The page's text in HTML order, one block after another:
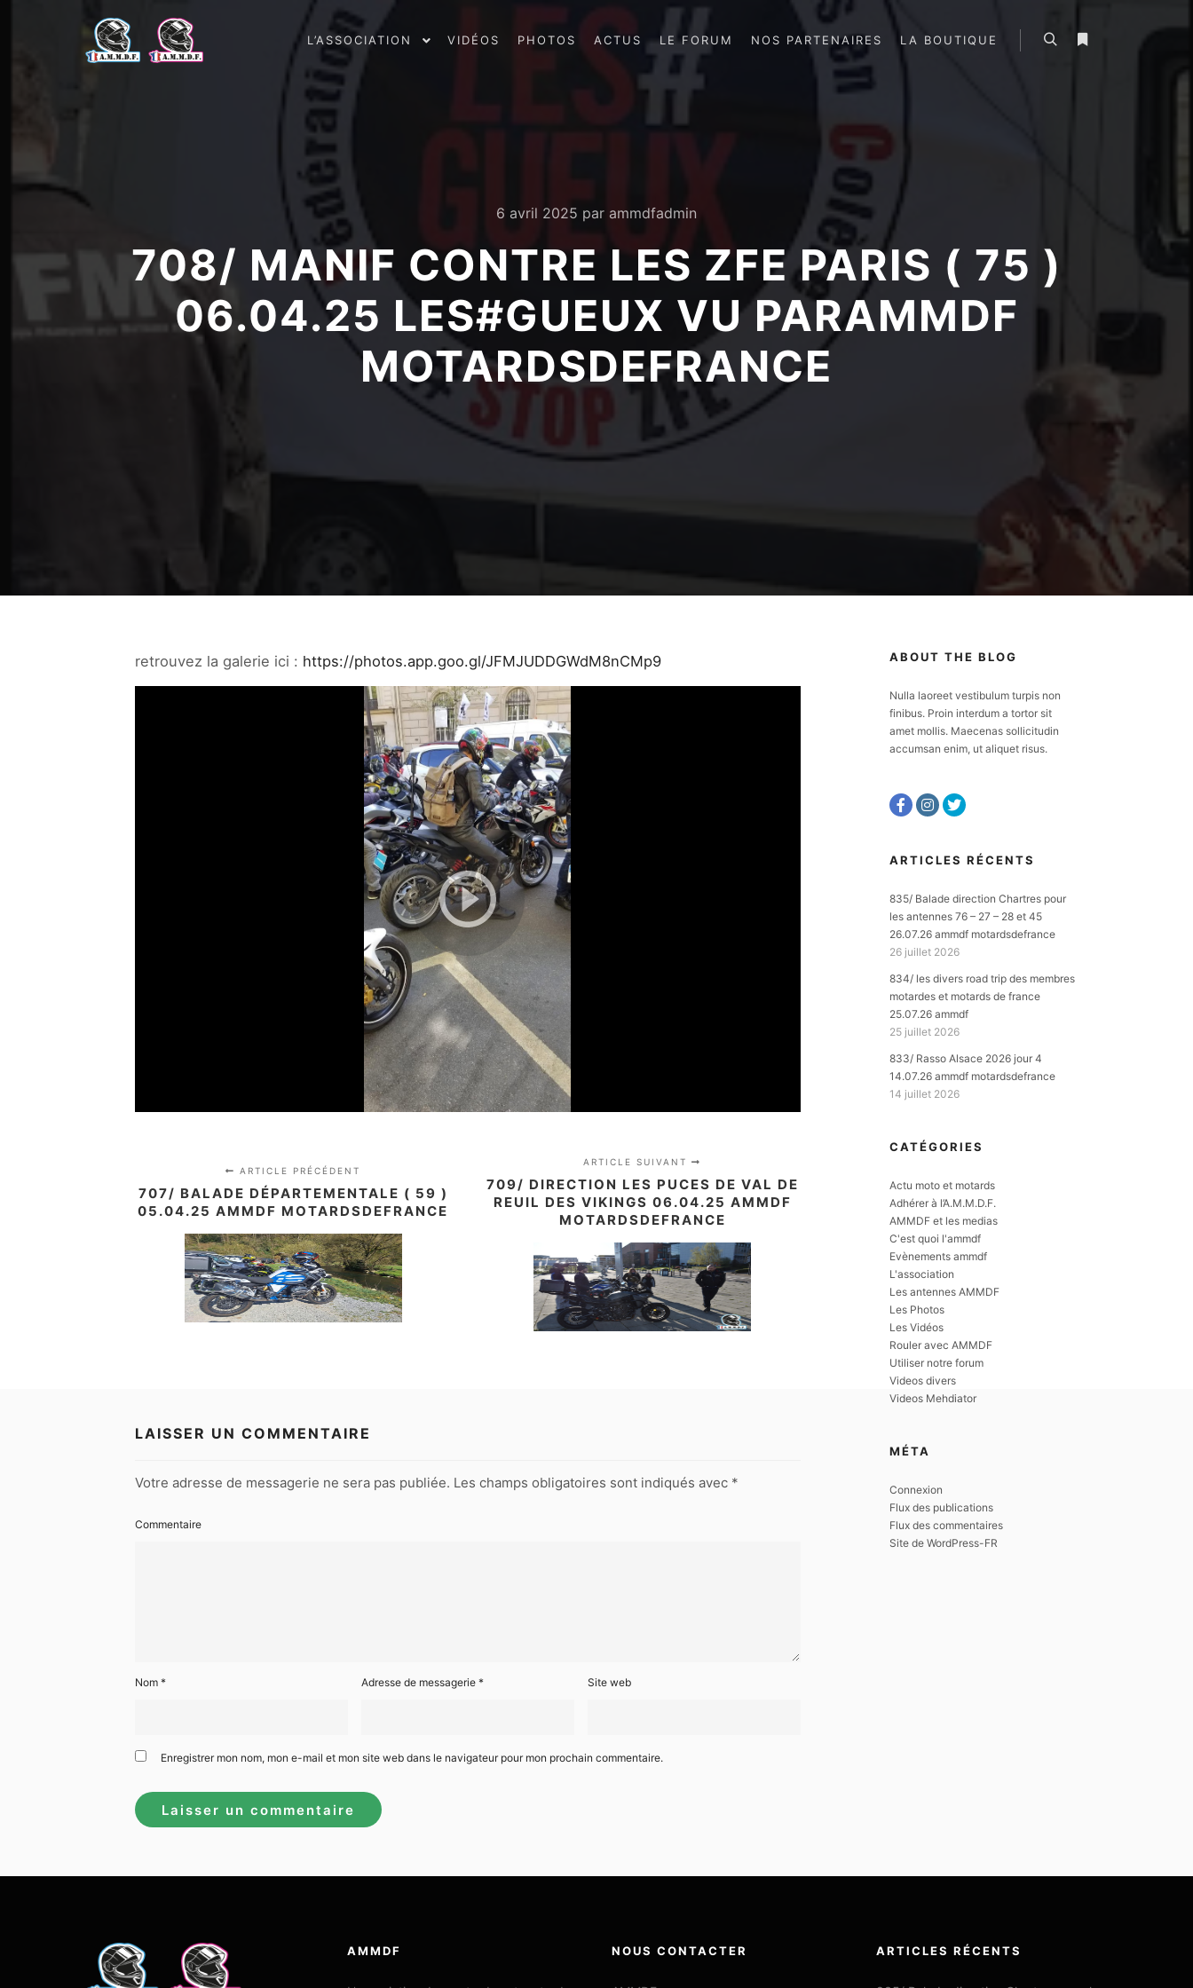
L’ASSOCIATION VIDÉOS PHOTOS ACTUS LE FORUM NOS PARTENAIRES LA BOUTIQUE
6 avril 2025 par ammdfadmin
708/ MANIF CONTRE LES ZFE PARIS ( 75 )
06.04.25 LES#GUEUX VU PARAMMDF
MOTARDSDEFRANCE
retrouvez la galerie ici : https://photos.app.goo.gl/JFMJUDDGWdM8nCMp9
ARTICLE PRÉCÉDENT
707/ BALADE DÉPARTEMENTALE ( 59 )
05.04.25 AMMDF MOTARDSDEFRANCE
ARTICLE SUIVANT
709/ DIRECTION LES PUCES DE VAL DE
REUIL DES VIKINGS 06.04.25 AMMDF
MOTARDSDEFRANCE
LAISSER UN COMMENTAIRE
Votre adresse de messagerie ne sera pas publiée. Les champs obligatoires sont indiqués avec *
Commentaire
Nom * Adresse de messagerie * Site web
Enregistrer mon nom, mon e-mail et mon site web dans le navigateur pour mon prochain commentaire.
ABOUT THE BLOG
Nulla laoreet vestibulum turpis non
finibus. Proin interdum a tortor sit
amet mollis. Maecenas sollicitudin
accumsan enim, ut aliquet risus.
ARTICLES RÉCENTS
835/ Balade direction Chartres pour
les antennes 76 – 27 – 28 et 45
26.07.26 ammdf motardsdefrance
26 juillet 2026
834/ les divers road trip des membres
motardes et motards de france
25.07.26 ammdf
25 juillet 2026
833/ Rasso Alsace 2026 jour 4
14.07.26 ammdf motardsdefrance
14 juillet 2026
CATÉGORIES
Actu moto et motards
Adhérer à l’A.M.M.D.F.
AMMDF et les medias
C'est quoi l'ammdf
Evènements ammdf
L'association
Les antennes AMMDF
Les Photos
Les Vidéos
Rouler avec AMMDF
Utiliser notre forum
Videos divers
Videos Mehdiator
MÉTA
Connexion
Flux des publications
Flux des commentaires
Site de WordPress-FR
AMMDF NOUS CONTACTER ARTICLES RÉCENTS